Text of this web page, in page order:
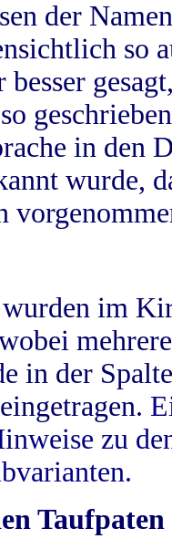
der
so
besser
in
wurde,
im
in der
zu
Taufpaten